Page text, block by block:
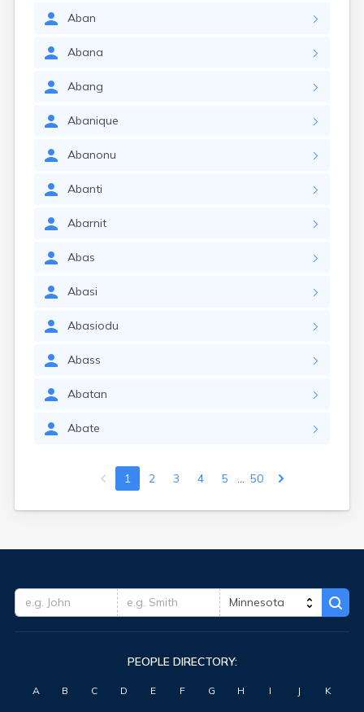
Aban
Abana
Abang
Abanique
Abanonu
Abanti
Abarnit
Abas
Abasi
Abasiodu
Abass
Abatan
Abate
1 2 3 4 5 50
PEOPLE DIRECTORY:
A B C D E F G H I J K